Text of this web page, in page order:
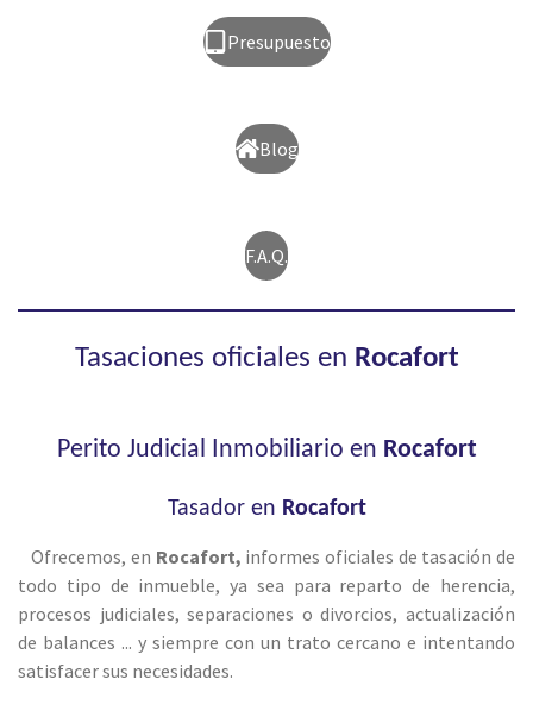
Presupuesto
Blog
F.A.Q.
Tasaciones oficiales en Rocafort
Perito Judicial Inmobiliario en Rocafort
Tasador en Rocafort
Ofrecemos, en Rocafort, informes oficiales de tasación de
todo tipo de inmueble, ya sea para reparto de herencia,
procesos judiciales, separaciones o divorcios, actualización
de balances ... y siempre con un trato cercano e intentando
satisfacer sus necesidades.